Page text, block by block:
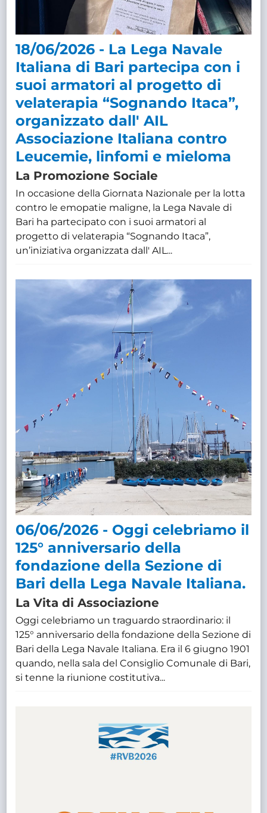
18/06/2026 - La Lega Navale
Italiana di Bari partecipa con i
suoi armatori al progetto di
velaterapia “Sognando Itaca”,
organizzato dall' AIL
Associazione Italiana contro
Leucemie, linfomi e mieloma
La Promozione Sociale
In occasione della Giornata Nazionale per la lotta
contro le emopatie maligne, la Lega Navale di
Bari ha partecipato con i suoi armatori al
progetto di velaterapia “Sognando Itaca”,
un’iniziativa organizzata dall' AIL...
06/06/2026 - Oggi celebriamo il
125° anniversario della
fondazione della Sezione di
Bari della Lega Navale Italiana.
La Vita di Associazione
Oggi celebriamo un traguardo straordinario: il
125° anniversario della fondazione della Sezione di
Bari della Lega Navale Italiana. Era il 6 giugno 1901
quando, nella sala del Consiglio Comunale di Bari,
si tenne la riunione costitutiva...